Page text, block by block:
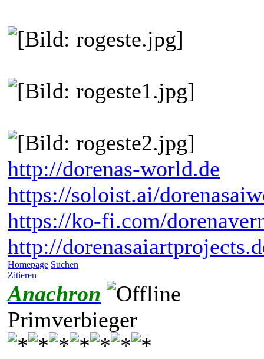
http://dorenas-world.de
https://soloist.ai/
https://ko-fi.com/
http://
Homepage Suchen
Zitieren
Anachron
Primverbieger